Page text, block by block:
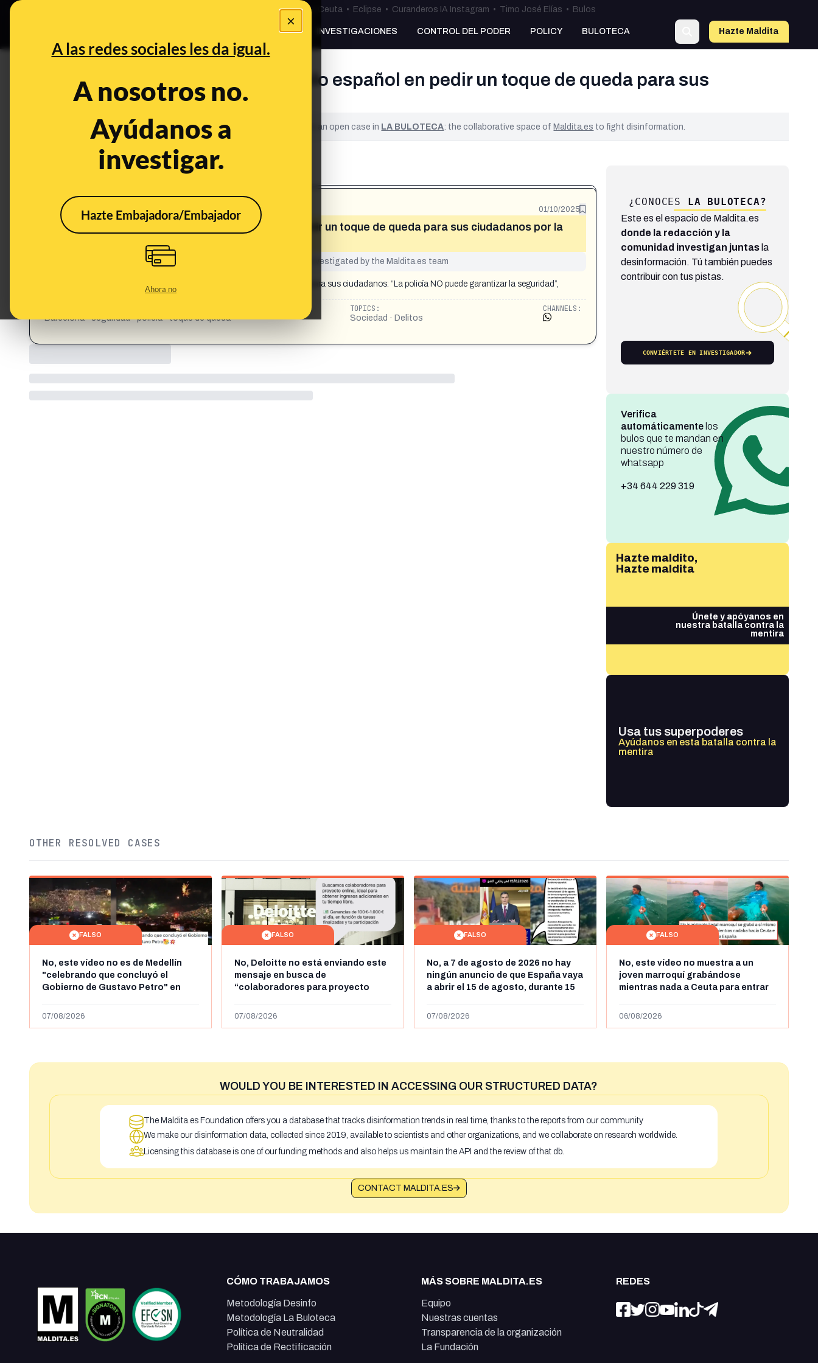
×
A las redes sociales les da igual.
A nosotros no.
Ayúdanos a
investigar.
Hazte Embajadora/Embajador
Ahora no
Especial Ceuta•Bulos Ceuta • Eclipse • Curanderos IA Instagram • Timo José Elías • Bulos
PREBUNKING INVESTIGACIONES CONTROL DEL PODER POLICY BULOTECA Hazte Maldita
¿Torelló (Barcelona), primer pueblo español en pedir un toque de queda para sus
ciudadanos por la inseguridad?
This content has NOT yet been verified. It is an open case in LA BULOTECA: the collaborative space ofMaldita.es to fight disinformation.
What's being said: 01/10/2025
«Torelló (Barcelona), primer pueblo español en pedir un toque de queda para sus ciudadanos por la
This content has not yet been investigated by the Maldita.es team
Torelló (Barcelona), primer pueblo español en pedir un toque de queda para sus ciudadanos: “La policía NO puede garantizar la seguridad”,
acompañada de una foto de la policía.
Barcelona · seguridad · policía · toque de queda
TOPICS:
Sociedad · Delitos
CHANNELS:
¿CONOCES LA BULOTECA?
Este es el espacio de Maldita.es
donde la redacción y la
comunidad investigan juntasla
desinformación. Tú también puedes
contribuir con tus pistas.
CONVIÉRTETE EN INVESTIGADOR
Verifica
automáticamentelos
bulos que te mandan en
nuestro número de
whatsapp
+34 644 229 319
Hazte maldito,
Hazte maldita
Únete y apóyanos en
nuestra batalla contra la
mentira
Usa tus superpoderes
Ayúdanos en esta batalla contra la
mentira
OTHER RESOLVED CASES
FALSO
No, este vídeo no es de Medellín
"celebrando que concluyó el
Gobierno de Gustavo Petro" en
de 2024
07/08/2026
FALSO
No, Deloitte no está enviando este
mensaje en busca de
“colaboradores para proyecto
1.000 euros al día: es un timo
07/08/2026
FALSO
No, a 7 de agosto de 2026 no hay
ningún anuncio de que España vaya
a abrir el 15 de agosto, durante 15
y Ceuta
07/08/2026
FALSO
No, este vídeo no muestra a un
joven marroquí grabándose
mientras nada a Ceuta para entrar
más de 450km de Ceuta y el autor lo
06/08/2026
WOULD YOU BE INTERESTED IN ACCESSING OUR STRUCTURED DATA?
The Maldita.es Foundation offers you a database that tracks disinformation trends in real time, thanks to the reports from our community
We make our disinformation data, collected since 2019, available to scientists and other organizations, and we collaborate on research worldwide.
Licensing this database is one of our funding methods and also helps us maintain the API and the review of that db.
CONTACT MALDITA.ES
CÓMO TRABAJAMOS
Metodología Desinfo
Metodología La Buloteca
Política de Neutralidad
Política de Rectificación
MÁS SOBRE MALDITA.ES
Equipo
Nuestras cuentas
Transparencia de la organización
La Fundación
REDES